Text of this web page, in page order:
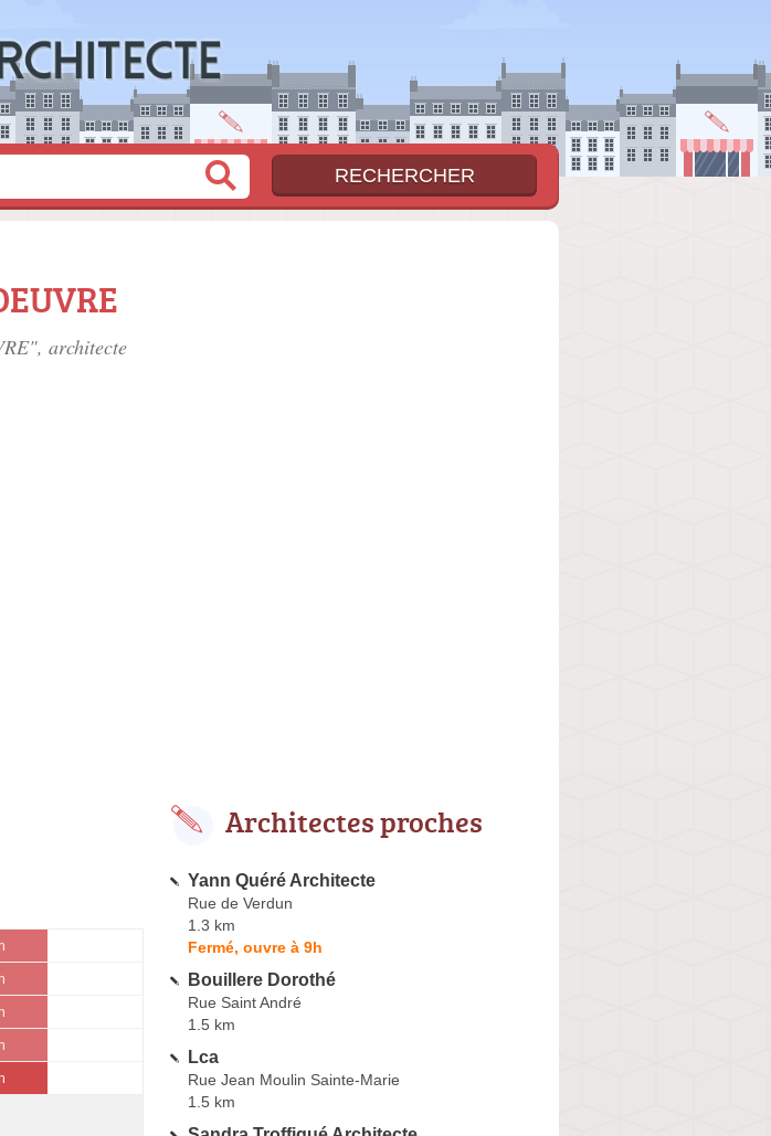
architecte
Architectes proches
Yann Quéré Architecte
Rue de Verdun
1.3 km
Fermé, ouvre à 9h
Bouillere Dorothé
Rue Saint André
1.5 km
Lca
Rue Jean Moulin Sainte-Marie
1.5 km